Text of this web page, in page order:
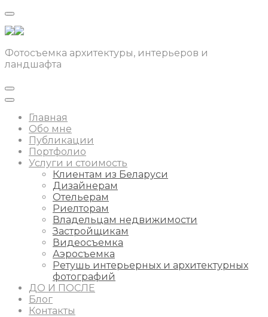
Фотосъемка архитектуры, интерьеров и
ландшафта
Главная
Обо мне
Публикации
Портфолио
Услуги и стоимость
Клиентам из Беларуси
Дизайнерам
Отельерам
Риелторам
Владельцам недвижимости
Застройщикам
Видеосъемка
Аэросъемка
Ретушь интерьерных и архитектурных
фотографий
ДО И ПОСЛЕ
Блог
Контакты